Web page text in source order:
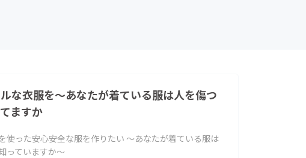
ティ
な衣服を〜あなたが着ている服は人を傷つ
ますか
使った安心安全な服を作りたい 〜あなたが着ている服は
っていますか〜